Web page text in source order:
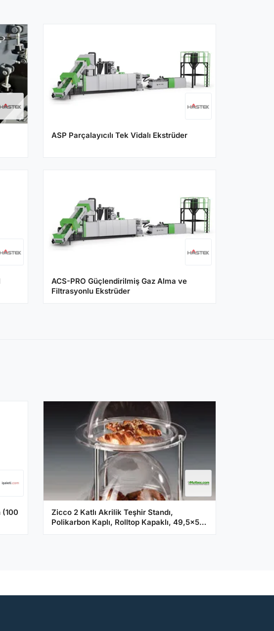
ASP Parçalayıcılı Tek Vidalı Ekstrüder
ACS-PRO Güçlendirilmiş Gaz Alma ve
Filtrasyonlu Ekstrüder
(100
Zicco 2 Katlı Akrilik Teşhir Standı,
Polikarbon Kaplı, Rolltop Kapaklı, 49,5x54